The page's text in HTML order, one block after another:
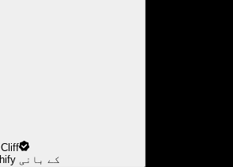
Cliff
Speechify کے بانی